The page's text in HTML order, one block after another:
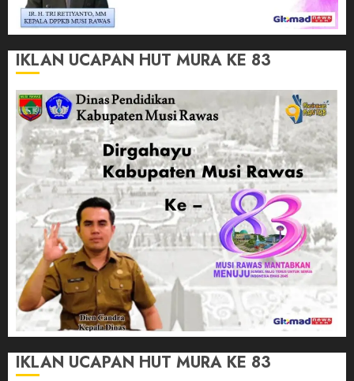
IKLAN UCAPAN HUT MURA KE 83
IKLAN UCAPAN HUT MURA KE 83